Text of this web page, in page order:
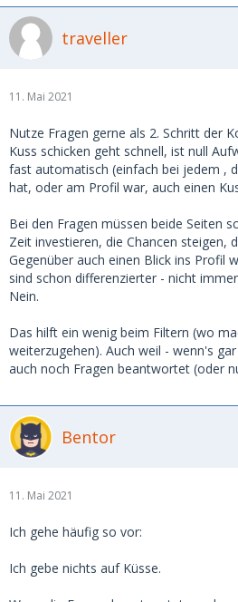
traveller
11. Mai 2021
Nutze Fragen gerne als 2. Schritt der
Kuss schicken geht schnell, ist null
fast automatisch (einfach bei jedem ,
hat, oder am Profil war, auch einen
Bei den Fragen müssen beide Seiten
Zeit investieren, die Chancen steigen,
Gegenüber auch einen Blick ins Profil
sind schon differenzierter - nicht
Nein.
Das hilft ein wenig beim Filtern (wo
weiterzugehen). Auch weil - wenn's
auch noch Fragen beantwortet (oder
Bentor
11. Mai 2021
Ich gehe häufig so vor:
Ich gebe nichts auf Küsse.